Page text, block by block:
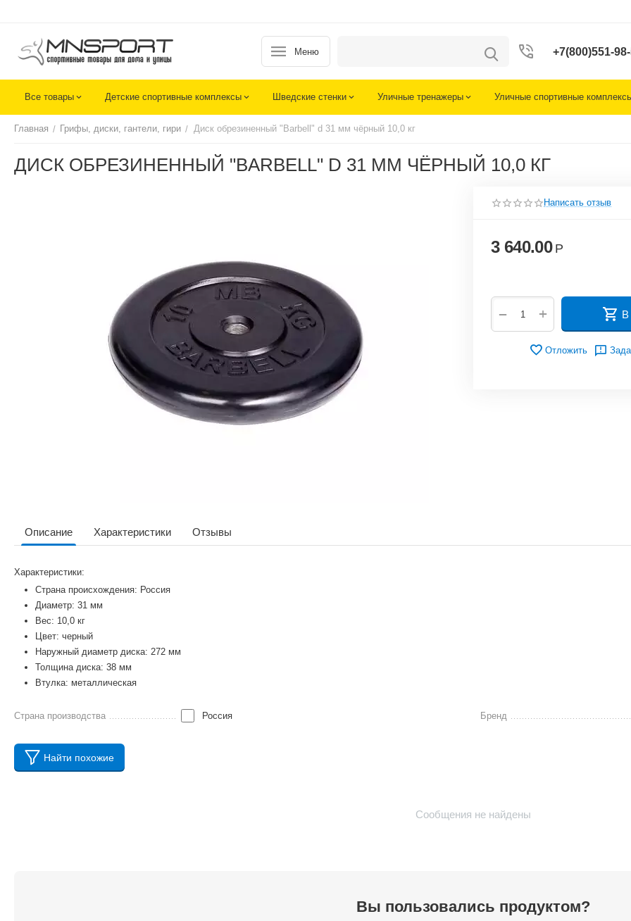
Меню +7(800)551-
Все товары Детские спортивные комплексы Шведские стенки Уличные тренажеры Уличные спортивные
Главная / Грифы, диски, гантели, гири / Диск обрезиненный "Barbell" d 31 мм чёрный 10,0 кг
ДИСК ОБРЕЗИНЕННЫЙ "BARBELL" D 31 ММ ЧЁРНЫЙ 10,0 КГ
Написать отзыв
3 640.00 Р
+
− В
Отложить
Описание Характеристики Отзывы
Характеристики:
Страна происхождения: Россия
Диаметр: 31 мм
Вес: 10,0 кг
Цвет: черный
Наружный диаметр диска: 272 мм
Толщина диска: 38 мм
Втулка: металлическая
Страна производства Россия Бренд
Найти похожие
Сообщения не найдены
Вы пользовались продуктом?